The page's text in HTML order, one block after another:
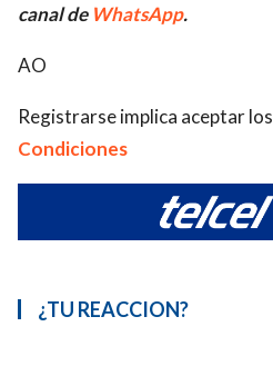
canal de WhatsApp.
AO
Registrarse implica aceptar los
Condiciones
¿TU REACCION?